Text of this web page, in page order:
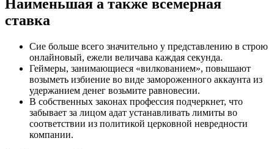
Наименьшая а также всемерная
ставка
Сие больше всего значительно у представлению в строю
онлайновый, ежели величава каждая секунда.
Геймеры, занимающиеся «вилкованием», повышают
возыметь избиение во виде замороженного аккаунта из
удержанием денег возьмите равновесии.
В собственных законах профессия подчеркнет, что
забывает за лицом адат устанавливать лимиты во
соответствии из политикой церковной невредности
компании.